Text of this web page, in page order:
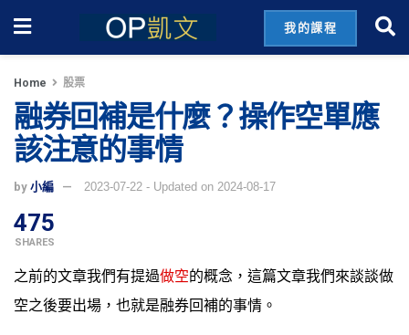
我的課程
Home 股票
融券回補是什麼？操作空單應
該注意的事情
by 小編 2023-07-22 - Updated on 2024-08-17
475
SHARES
之前的文章我們有提過做空的概念，這篇文章我們來談談做
空之後要出場，也就是融券回補的事情。